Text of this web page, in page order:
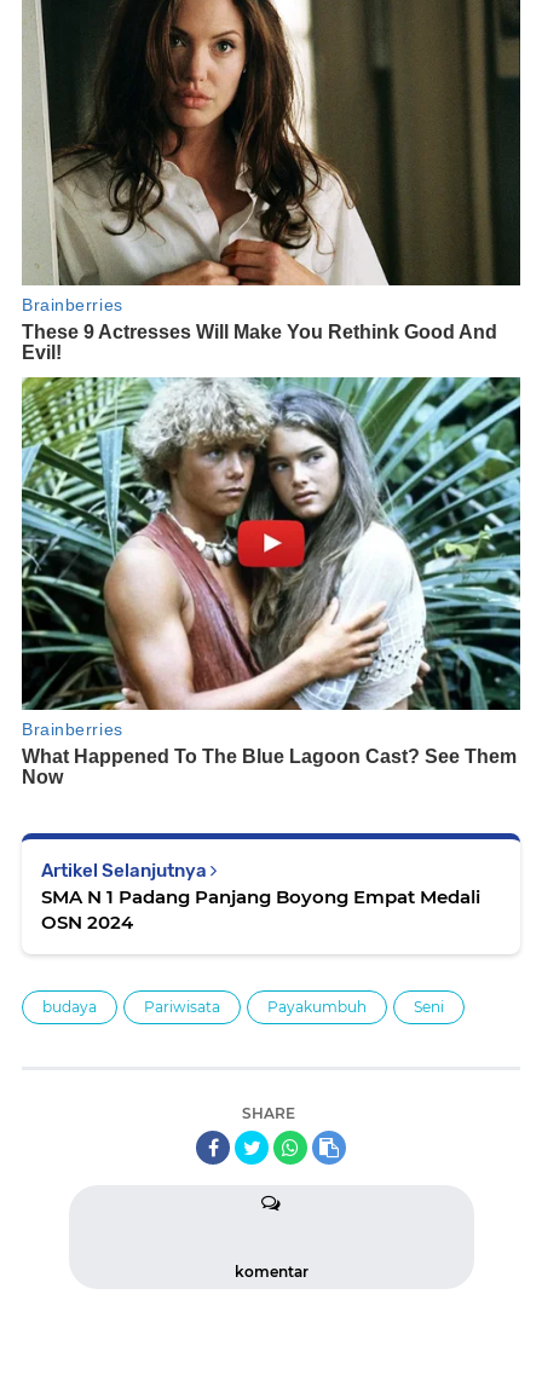
Artikel Selanjutnya
SMA N 1 Padang Panjang Boyong Empat Medali
OSN 2024
budaya Pariwisata Payakumbuh Seni
SHARE
komentar